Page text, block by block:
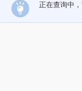
正在查询中